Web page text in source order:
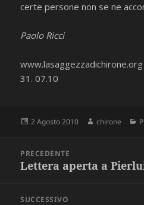
certe persone non se ne
Paolo Ricci
www.lasaggezzadichirone.org
31. 07.10
Scritto
2 Agosto 2010 Autore
chirone
articoliPRECEDENTE
Articolo
Lettera aperta a
SUCCESSIVO